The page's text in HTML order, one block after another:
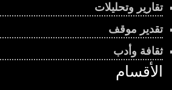
تقارير وتحليلات
تقدير موقف
ثقافة وأدب
الأقسام